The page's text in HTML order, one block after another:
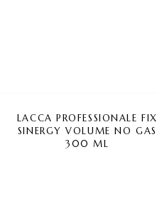
LACCA PROFESSIONALE FIX
SINERGY VOLUME NO GAS
300 ML